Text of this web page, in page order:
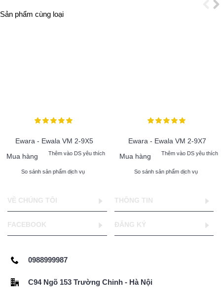
Sản phẩm cùng loại
Ewara - Ewala VM 2-9X5
Mua hàng
Thêm vào DS yêu thích
So sánh sản phẩm dịch vụ
Ewara - Ewala VM 2-9X7
Mua hàng
Thêm vào DS yêu thích
So sánh sản phẩm dịch vụ
VỀ CHÚNG TÔI THÔNG TIN
FACEBOOK ĐĂNG KÝ
0988999987
C94 Ngõ 153 Trường Chinh - Hà Nội